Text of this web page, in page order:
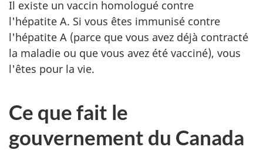
Il existe un vaccin homologué contre
l'hépatite A. Si vous êtes immunisé contre
l'hépatite A (parce que vous avez déjà contracté
la maladie ou que vous avez été vacciné), vous
l'êtes pour la vie.
Ce que fait le
gouvernement du Canada